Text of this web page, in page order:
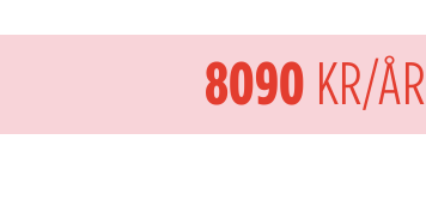
8090 KR/ÅR